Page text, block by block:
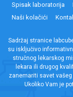
Spisak laboratorija
Naši kolačići
Sadržaj stranice
su isključivo
stručnog lekarskog
lekara ili drugog
zanemariti savet
Ukoliko Vam je